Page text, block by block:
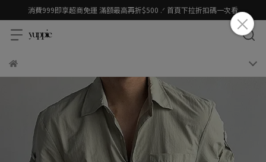
消費999即享超商免運 滿額最高再折$500 .ᐟ 首頁下拉折扣碼一次看